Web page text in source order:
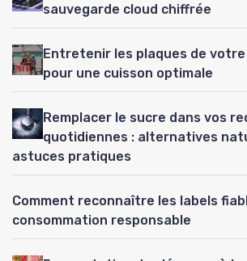
sauvegarde cloud chiffrée
Entretenir les plaques de votre
pour une cuisson optimale
Remplacer le sucre dans vos
quotidiennes : alternatives
astuces pratiques
Comment reconnaître les labels
consommation responsable